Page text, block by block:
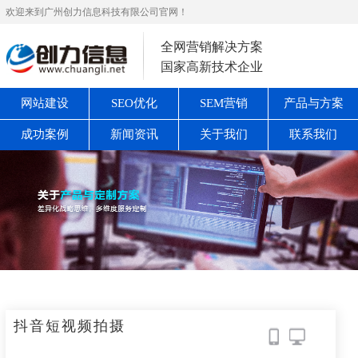
欢迎来到广州创力信息科技有限公司官网！
全网营销解决方案
国家高新技术企业
网站建设 SEO优化 SEM营销 产品与方案
成功案例 新闻资讯 关于我们 联系我们
抖音短视频拍摄